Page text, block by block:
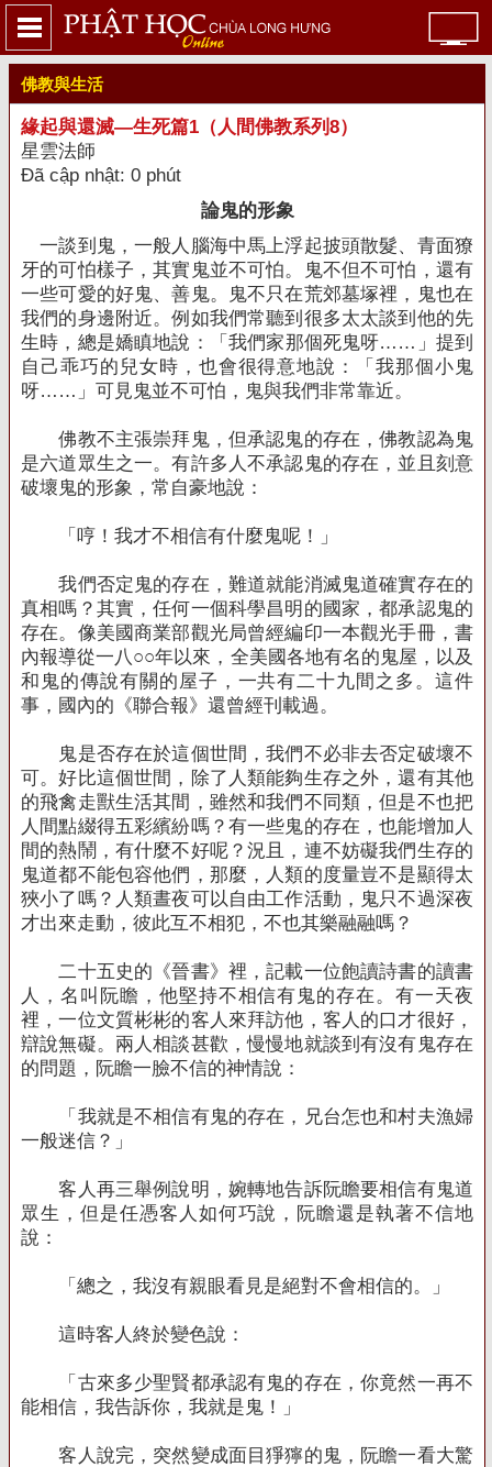
佛教與生活
緣起與還滅—生死篇1（人間佛教系列8）
星雲法師
Đã cập nhật: 0 phút
論鬼的形象
一談到鬼，一般人腦海中馬上浮起披頭散髮、青面獠
牙的可怕樣子，其實鬼並不可怕。鬼不但不可怕，還有
一些可愛的好鬼、善鬼。鬼不只在荒郊墓塚裡，鬼也在
我們的身邊附近。例如我們常聽到很多太太談到他的先
生時，總是嬌瞋地說：「我們家那個死鬼呀……」提到
自己乖巧的兒女時，也會很得意地說：「我那個小鬼
呀……」可見鬼並不可怕，鬼與我們非常靠近。
佛教不主張崇拜鬼，但承認鬼的存在，佛教認為鬼
是六道眾生之一。有許多人不承認鬼的存在，並且刻意
破壞鬼的形象，常自豪地說：
「哼！我才不相信有什麼鬼呢！」
我們否定鬼的存在，難道就能消滅鬼道確實存在的
真相嗎？其實，任何一個科學昌明的國家，都承認鬼的
存在。像美國商業部觀光局曾經編印一本觀光手冊，書
內報導從一八○○年以來，全美國各地有名的鬼屋，以及
和鬼的傳說有關的屋子，一共有二十九間之多。這件
事，國內的《聯合報》還曾經刊載過。
鬼是否存在於這個世間，我們不必非去否定破壞不
可。好比這個世間，除了人類能夠生存之外，還有其他
的飛禽走獸生活其間，雖然和我們不同類，但是不也把
人間點綴得五彩繽紛嗎？有一些鬼的存在，也能增加人
間的熱鬧，有什麼不好呢？況且，連不妨礙我們生存的
鬼道都不能包容他們，那麼，人類的度量豈不是顯得太
狹小了嗎？人類晝夜可以自由工作活動，鬼只不過深夜
才出來走動，彼此互不相犯，不也其樂融融嗎？
二十五史的《晉書》裡，記載一位飽讀詩書的讀書
人，名叫阮瞻，他堅持不相信有鬼的存在。有一天夜
裡，一位文質彬彬的客人來拜訪他，客人的口才很好，
辯說無礙。兩人相談甚歡，慢慢地就談到有沒有鬼存在
的問題，阮瞻一臉不信的神情說：
「我就是不相信有鬼的存在，兄台怎也和村夫漁婦
一般迷信？」
客人再三舉例說明，婉轉地告訴阮瞻要相信有鬼道
眾生，但是任憑客人如何巧說，阮瞻還是執著不信地
說：
「總之，我沒有親眼看見是絕對不會相信的。」
這時客人終於變色說：
「古來多少聖賢都承認有鬼的存在，你竟然一再不
能相信，我告訴你，我就是鬼！」
客人說完，突然變成面目猙獰的鬼，阮瞻一看大驚